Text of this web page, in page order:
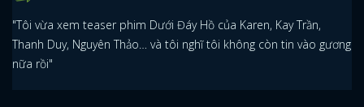
"Tôi vừa xem teaser phim Dưới Đáy Hồ của Karen, Kay Trần,
Thanh Duy, Nguyên Thảo… và tôi nghĩ tôi không còn tin vào gương
nữa rồi"